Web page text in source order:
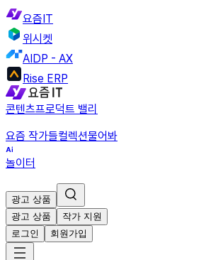
요즘IT
위시켓
AIDP - AX
Rise ERP
콘텐츠프로덕트 밸리
요즘 작가들컬렉션물어봐
놀이터
광고 상품
광고 상품
작가 지원
로그인
회원가입